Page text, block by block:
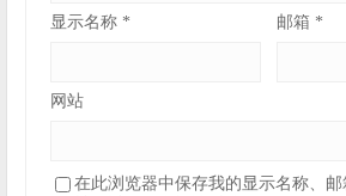
显示名称 * 邮箱 *
网站
在此浏览器中保存我的显示名称、